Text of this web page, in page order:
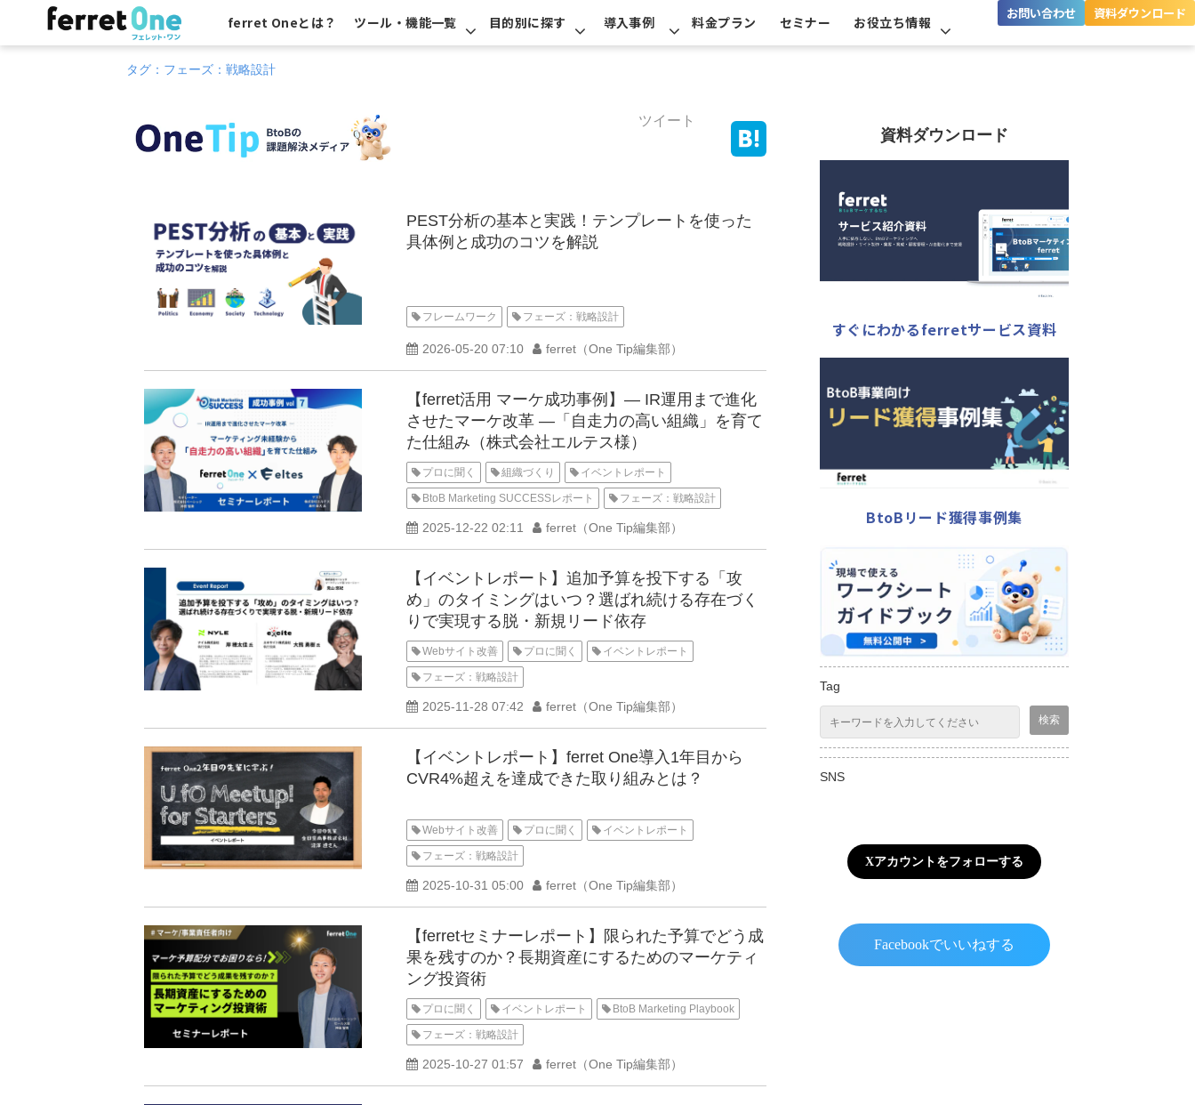
ferret Oneとは？ ツール・機能一覧 目的別に探す 導入事例 料金プラン セミナー お役立ち情報
お問い合わせ 資料ダウンロード
タグ：フェーズ：戦略設計
ツイート
PEST分析の基本と実践！テンプレートを使った
具体例と成功のコツを解説
フレームワーク フェーズ：戦略設計
2026-05-20 07:10 ferret（One Tip編集部）
【ferret活用 マーケ成功事例】― IR運用まで進化
させたマーケ改革 ―「自走力の高い組織」を育て
た仕組み（株式会社エルテス様）
プロに聞く 組織づくり イベントレポート
BtoB Marketing SUCCESSレポート フェーズ：戦略設計
2025-12-22 02:11 ferret（One Tip編集部）
【イベントレポート】追加予算を投下する「攻
め」のタイミングはいつ？選ばれ続ける存在づく
りで実現する脱・新規リード依存
Webサイト改善 プロに聞く イベントレポート
フェーズ：戦略設計
2025-11-28 07:42 ferret（One Tip編集部）
【イベントレポート】ferret One導入1年目から
CVR4%超えを達成できた取り組みとは？
Webサイト改善 プロに聞く イベントレポート
フェーズ：戦略設計
2025-10-31 05:00 ferret（One Tip編集部）
【ferretセミナーレポート】限られた予算でどう成
果を残すのか？長期資産にするためのマーケティ
ング投資術
プロに聞く イベントレポート BtoB Marketing Playbook
フェーズ：戦略設計
2025-10-27 01:57 ferret（One Tip編集部）
資料ダウンロード
すぐにわかるferretサービス資料
BtoBリード獲得事例集
Tag
SNS
Xアカウントをフォローする
Facebookでいいねする